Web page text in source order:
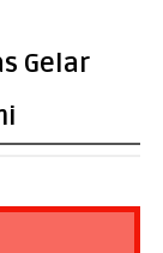
Gelar